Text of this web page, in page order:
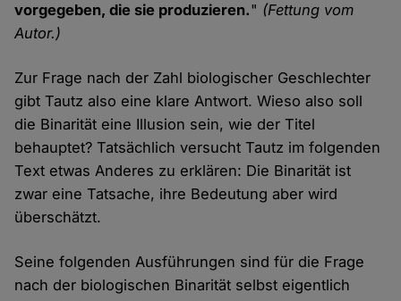
vorgegeben, die sie produzieren." (Fettung vom
Autor.)
Zur Frage nach der Zahl biologischer Geschlechter
gibt Tautz also eine klare Antwort. Wieso also soll
die Binarität eine Illusion sein, wie der Titel
behauptet? Tatsächlich versucht Tautz im folgenden
Text etwas Anderes zu erklären: Die Binarität ist
zwar eine Tatsache, ihre Bedeutung aber wird
überschätzt.
Seine folgenden Ausführungen sind für die Frage
nach der biologischen Binarität selbst eigentlich